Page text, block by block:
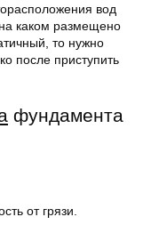
вод
каком размещено
то нужно
после приступить
фундамента
от грязи.